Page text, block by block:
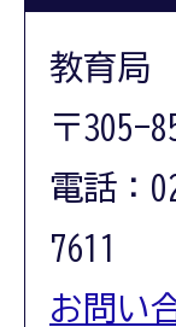
教育局
〒305-
電話：
7611
お問い